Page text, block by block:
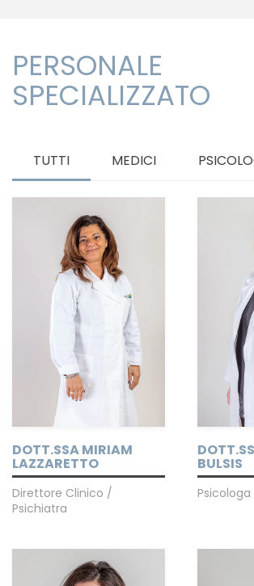
PERSONALE
SPECIALIZZATO
TUTTI MEDICI
DOTT.SSA MIRIAM
LAZZARETTO
Direttore Clinico /
Psichiatra
BULSIS
Psicologa